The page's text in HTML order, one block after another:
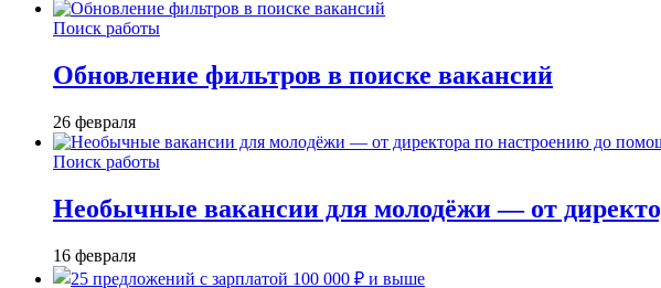
Поиск работы
Обновление фильтров в поиске вакансий
26 февраля
Поиск работы
Необычные вакансии для молодёжи — от
16 февраля